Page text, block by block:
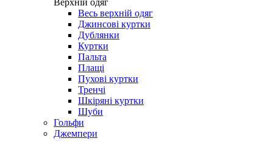
Верхній одяг
Весь верхній одяг
Джинсові куртки
Дублянки
Куртки
Пальта
Плащі
Пухові куртки
Тренчі
Шкіряні куртки
Шуби
Гольфи
Джемпери